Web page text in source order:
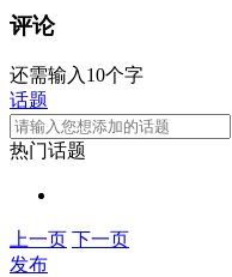
评论
还需输入10个字
话题
热门话题
上一页 下一页
发布